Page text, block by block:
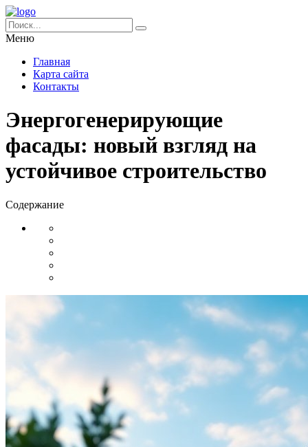
Меню
Главная
Карта сайта
Контакты
Энергогенерирующие
фасады: новый взгляд на
устойчивое строительство
Содержание